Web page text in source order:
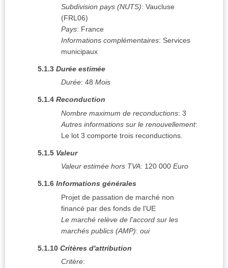
Subdivision pays (NUTS): Vaucluse
(FRL06)
Pays: France
Informations complémentaires: Services
municipaux
5.1.3 Durée estimée
Durée: 48 Mois
5.1.4 Reconduction
Nombre maximum de reconductions: 3
Autres informations sur le renouvellement:
Le lot 3 comporte trois reconductions.
5.1.5 Valeur
Valeur estimée hors TVA: 120 000 Euro
5.1.6 Informations générales
Projet de passation de marché non
financé par des fonds de l'UE
Le marché relève de l'accord sur les
marchés publics (AMP): oui
5.1.10 Critères d'attribution
Critère: